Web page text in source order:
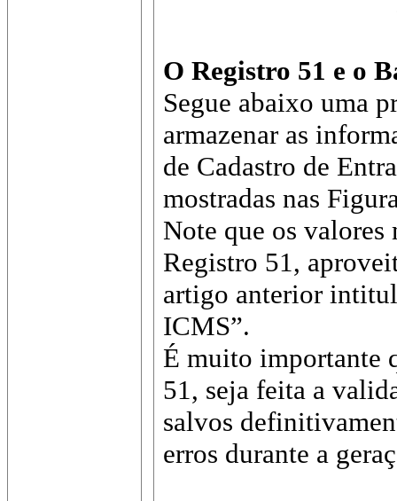
O Registro 51 e o
Segue abaixo uma
armazenar as
de Cadastro de
mostradas nas
Note que os valores
Registro 51,
artigo anterior
ICMS”.
É muito importante
51, seja feita a
salvos
erros durante a